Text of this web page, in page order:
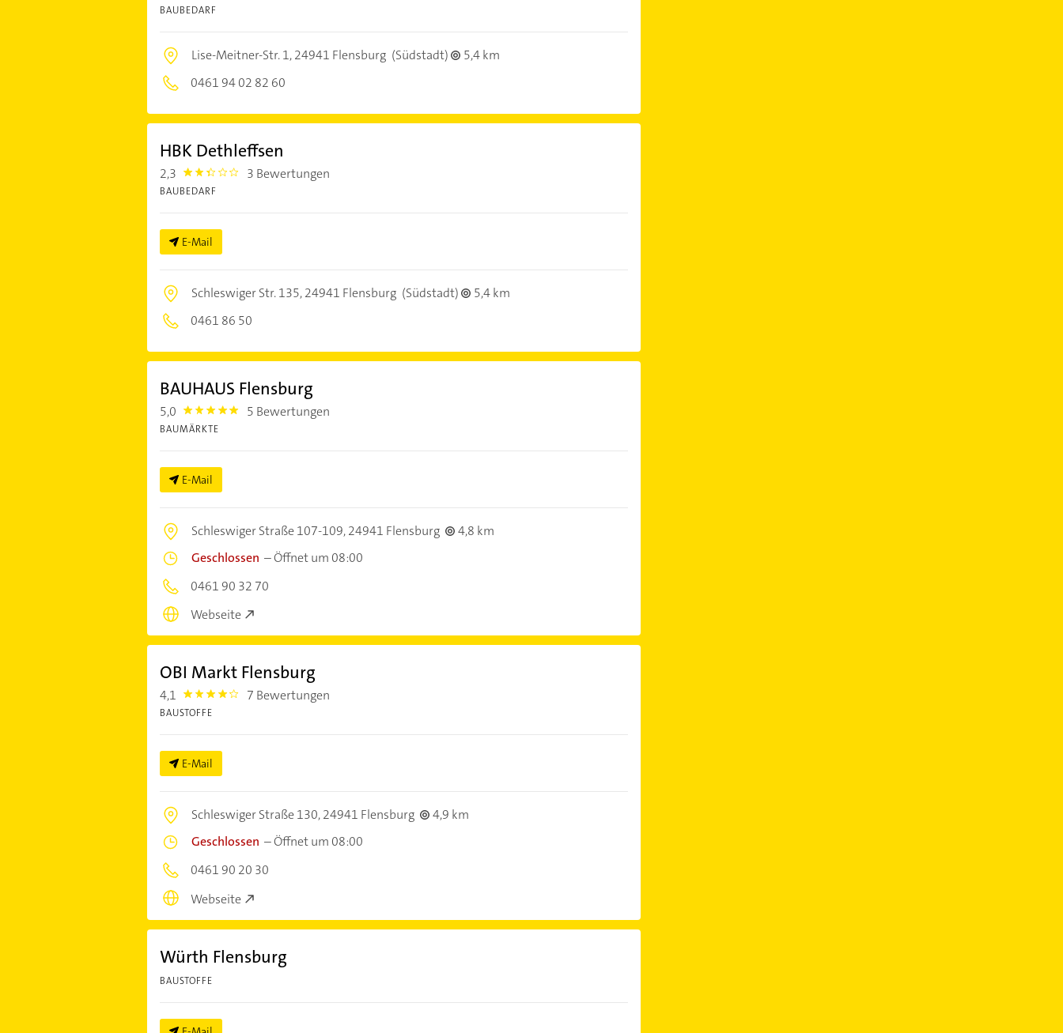
BAUBEDARF
Lise-Meitner-Str. 1,24941 Flensburg (Südstadt)
5,4 km
0461 94 02 82 60
HBK Dethleffsen
2,3 2.3 3 Bewertungen
BAUBEDARF
E-Mail
Schleswiger Str. 135,24941 Flensburg (Südstadt)
5,4 km
0461 86 50
BAUHAUS Flensburg
5,0 5.0 5 Bewertungen
BAUMÄRKTE
E-Mail
Schleswiger Straße 107-109,24941 Flensburg
4,8 km
Geschlossen –Öffnet um 08:00
0461 90 32 70
Webseite
OBI Markt Flensburg
4,1 4.1 7 Bewertungen
BAUSTOFFE
E-Mail
Schleswiger Straße 130,24941 Flensburg
4,9 km
Geschlossen –Öffnet um 08:00
0461 90 20 30
Webseite
Würth Flensburg
BAUSTOFFE